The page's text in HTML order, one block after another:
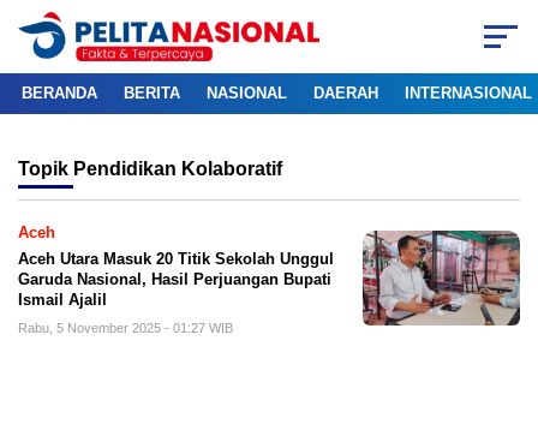
BERANDA BERITA NASIONAL DAERAH INTERNASIONAL
Topik Pendidikan Kolaboratif
Aceh
Aceh Utara Masuk 20 Titik Sekolah Unggul
Garuda Nasional, Hasil Perjuangan Bupati
Ismail Ajalil
Rabu, 5 November 2025 - 01:27 WIB